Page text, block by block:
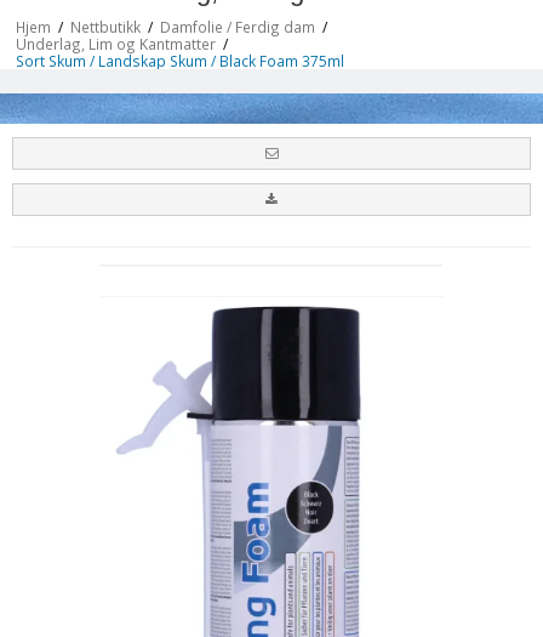
Hjem / Nettbutikk / Damfolie / Ferdig dam /
Underlag, Lim og Kantmatter /
Sort Skum / Landskap Skum / Black Foam 375ml